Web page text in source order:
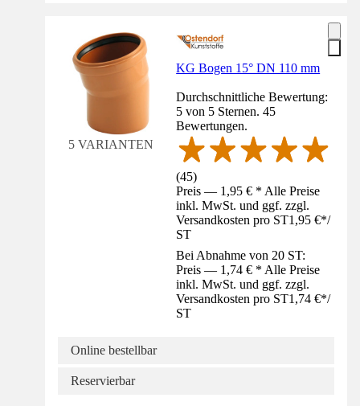
5 VARIANTEN
KG Bogen 15° DN 110 mm
Durchschnittliche Bewertung:
5 von 5 Sternen. 45
Bewertungen.
(45)
Preis — 1,95 € * Alle Preise
inkl. MwSt. und ggf. zzgl.
Versandkosten pro ST1,95 €*/
ST
Bei Abnahme von 20 ST:
Preis — 1,74 € * Alle Preise
inkl. MwSt. und ggf. zzgl.
Versandkosten pro ST1,74 €*/
ST
Online bestellbar
Reservierbar